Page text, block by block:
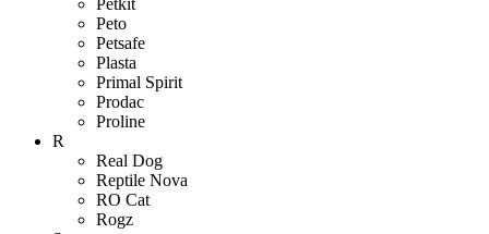
Peto
Petsafe
Plasta
Primal Spirit
Prodac
Proline
R
Real Dog
Reptile Nova
RO Cat
Rogz